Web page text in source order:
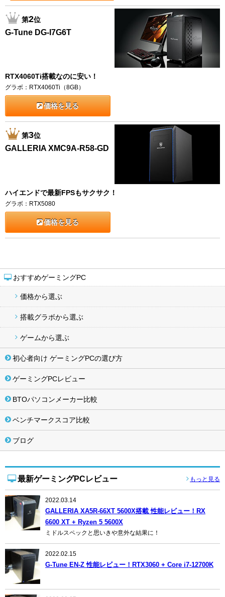
おすすめゲーミングPC
価格から選ぶ
搭載グラボから選ぶ
ゲームから選ぶ
初心者向け ゲーミングPCの選び方
ゲーミングPCレビュー
BTOパソコンメーカー比較
ベンチマークスコア比較
ブログ
最新ゲーミングPCレビュー もっと見る
2022.03.14
GALLERIA XA5R-66XT 5600X搭載 性能レビュー！RX
6600 XT + Ryzen 5 5600X
ミドルスペックと思いきや意外な結果に！
2022.02.15
G-Tune EN-Z 性能レビュー！RTX3060 + Core i7-12700K
第2位
G-Tune DG-I7G6T
RTX4060Ti搭載なのに安い！
グラボ：RTX4060Ti（8GB）
価格を見る
第3位
GALLERIA XMC9A-R58-GD
ハイエンドで最新FPSもサクサク！
グラボ：RTX5080
価格を見る